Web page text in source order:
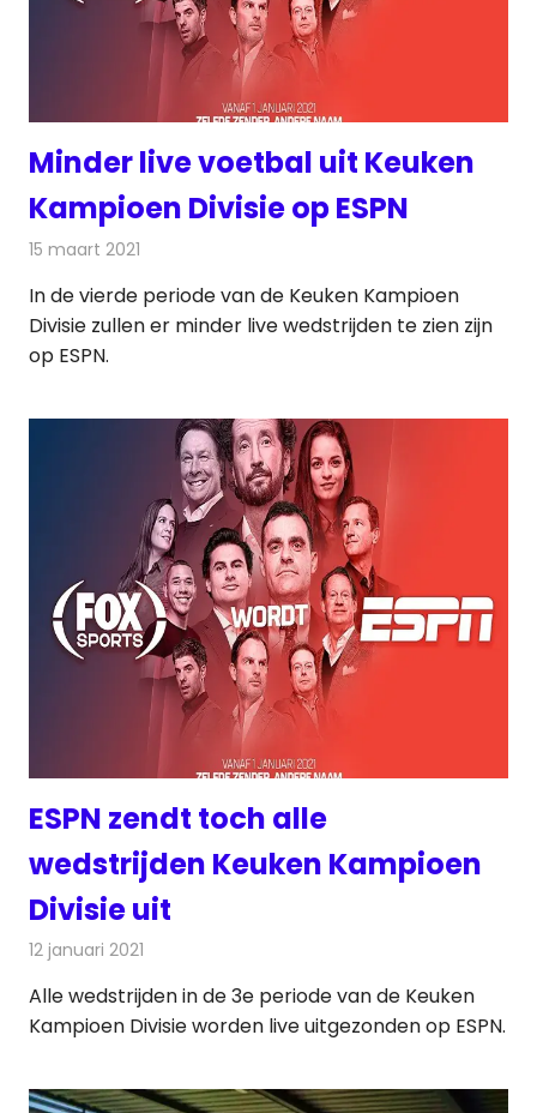
Minder live voetbal uit Keuken
Kampioen Divisie op ESPN
15 maart 2021
In de vierde periode van de Keuken Kampioen
Divisie zullen er minder live wedstrijden te zien zijn
op ESPN.
ESPN zendt toch alle
wedstrijden Keuken Kampioen
Divisie uit
12 januari 2021
Alle wedstrijden in de 3e periode van de Keuken
Kampioen Divisie worden live uitgezonden op ESPN.